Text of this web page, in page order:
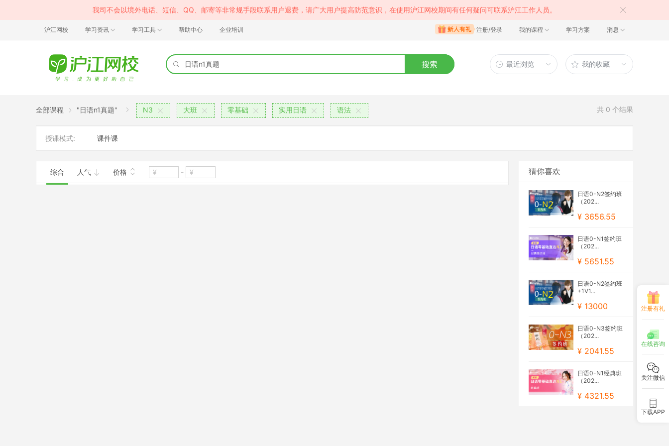
我司不会以境外电话、短信、QQ、邮寄等非常规手段联系用户退费，请广大用户提高防范意识，在使用沪江网校期间有任何疑问可联系沪江工作人员。
沪江网校 学习资讯 学习工具 帮助中心 企业培训 注册/登录 我的课程 学习方案 消息
搜索 最近浏览 我的收藏
全部课程 "日语n1真题" N3 大班 零基础 实用日语 语法 共 0 个结果
授课模式: 课件课
综合 人气 价格 - 猜你喜欢
日语0-N2签约班
（202...
¥ 3656.55
日语0-N1签约班
（202...
¥ 5651.55
日语0-N2签约班
+1V1...
¥ 13000
日语0-N3签约班
（202...
¥ 2041.55
日语0-N1经典班
（202...
¥ 4321.55
注册有礼
在线咨询
关注微信
下载APP